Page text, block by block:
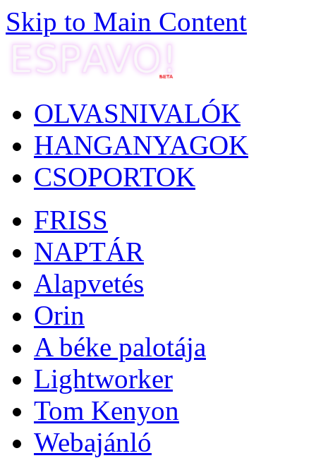
Skip to Main Content
OLVASNIVALÓK
HANGANYAGOK
CSOPORTOK
FRISS
NAPTÁR
Alapvetés
Orin
A béke palotája
Lightworker
Tom Kenyon
Webajánló